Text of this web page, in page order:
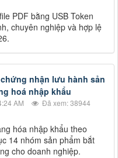
PDF bằng USB Token
chuyên nghiệp và hợp lệ
nhận lưu hành sản
hoá nhập khẩu
AM
Đã xem: 38944
hóa nhập khẩu theo
14 nhóm sản phẩm bắt
cho doanh nghiệp.